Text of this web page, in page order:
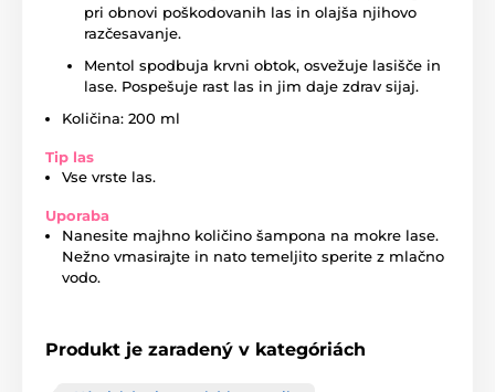
pri obnovi poškodovanih las in olajša njihovo
razčesavanje.
Mentol spodbuja krvni obtok, osvežuje lasišče in
lase. Pospešuje rast las in jim daje zdrav sijaj.
Količina: 200 ml
Tip las
Vse vrste las.
Uporaba
Nanesite majhno količino šampona na mokre lase.
Nežno vmasirajte in nato temeljito sperite z mlačno
vodo.
Produkt je zaradený v kategóriách